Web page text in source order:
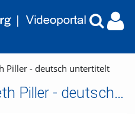
Piller - deutsch untertitelt
ZEIT für X - Elisabeth Piller - deutsch untertitelt